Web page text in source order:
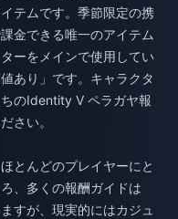
テムです。季節限定の携
金できる唯一のアイテム
ーをメインで使用してい
あり」です。キャラクタ
のIdentity V ペラガヤ報
さい。
とんどのプレイヤーにと
、多くの報酬ガイドは
すが、現実的にはカジュ